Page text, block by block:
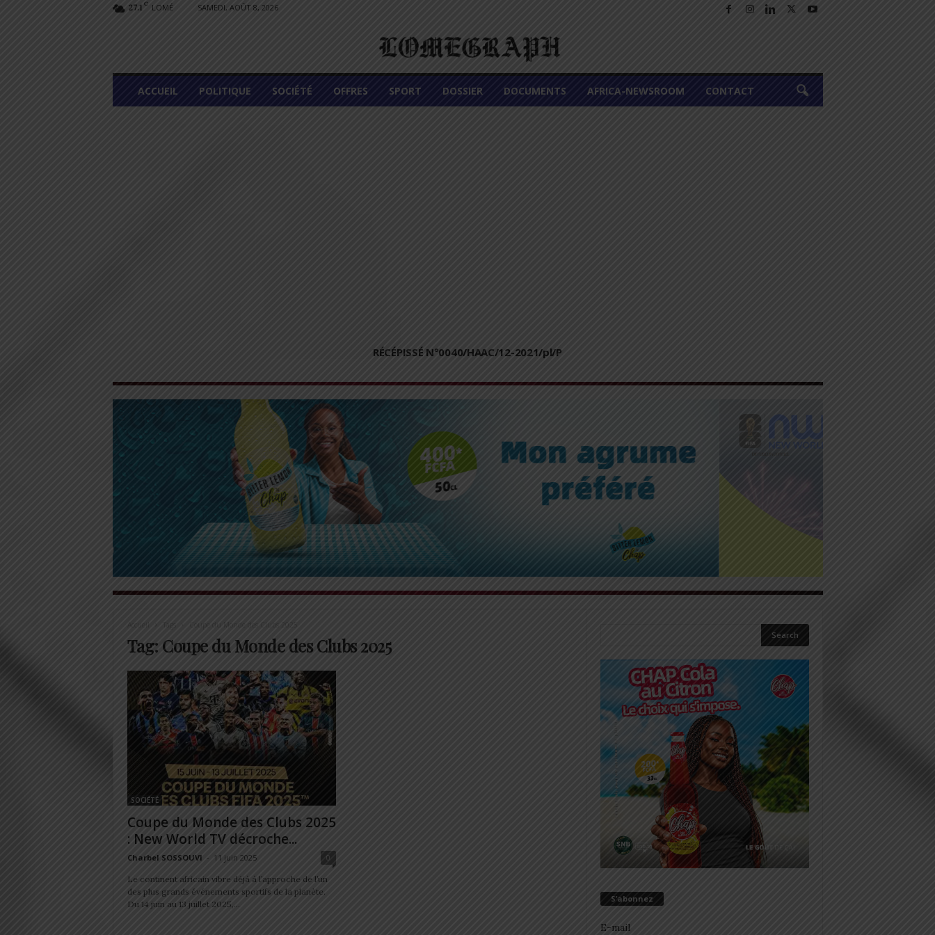
27.1 C LOMÉ SAMEDI, AOÛT 8, 2026
L
M
ACCUEIL POLITIQUE SOCIÉTÉ OFFRES SPORT DOSSIER DOCUMENTS AFRICA-NEWSROOM CONTACT
RÉCÉPISSÉ N°0040/HAAC/12-2021/pl/P
Accueil Tags Coupe du Monde des Clubs 2025
Tag: Coupe du Monde des Clubs 2025
SOCIÉTÉ
Coupe du Monde des Clubs 2025
: New World TV décroche...
Charbel SOSSOUVI - 11 juin 2025 0
Le continent africain vibre déjà à l’approche de l’un
des plus grands événements sportifs de la planète.
Du 14 juin au 13 juillet 2025,...
S’abonnez
E-mail